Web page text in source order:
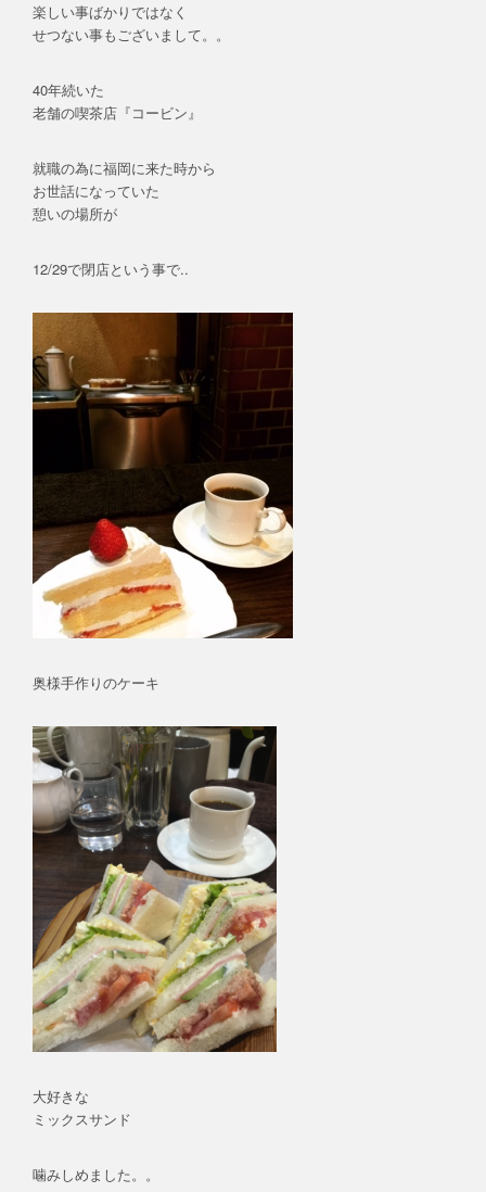
楽しい事ばかりではなく
せつない事もございまして。。
40年続いた
老舗の喫茶店『コービン』
就職の為に福岡に来た時から
お世話になっていた
憩いの場所が
12/29で閉店という事で..
奥様手作りのケーキ
大好きな
ミックスサンド
噛みしめました。。